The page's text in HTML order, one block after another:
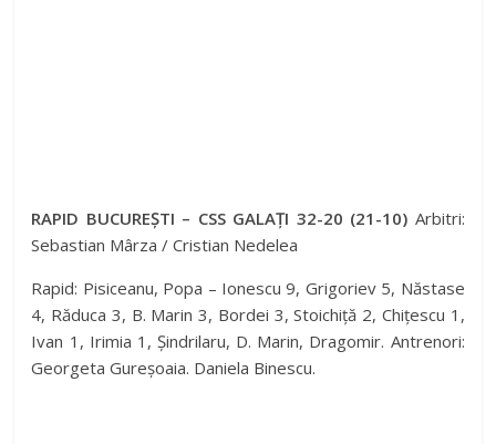
RAPID BUCUREȘTI – CSS GALAȚI 32-20 (21-10) Arbitri:
Sebastian Mârza / Cristian Nedelea
Rapid: Pisiceanu, Popa – Ionescu 9, Grigoriev 5, Năstase
4, Răduca 3, B. Marin 3, Bordei 3, Stoichiță 2, Chițescu 1,
Ivan 1, Irimia 1, Șindrilaru, D. Marin, Dragomir. Antrenori:
Georgeta Gureșoaia. Daniela Binescu.